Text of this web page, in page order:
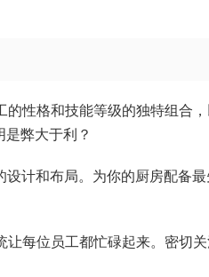
性格和技能等级的独特组合
弊大于利？
计和布局。为你的厨房配备
每位员工都忙碌起来。密切